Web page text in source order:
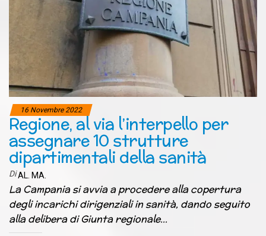
16 Novembre 2022
Regione, al via l’interpello per
assegnare 10 strutture
dipartimentali della sanità
DiAL. MA.
La Campania si avvia a procedere alla copertura
degli incarichi dirigenziali in sanità, dando seguito
alla delibera di Giunta regionale…